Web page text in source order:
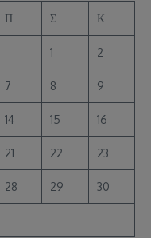
Π Σ Κ
1 2
7 8 9
14 15 16
21 22 23
28 29 30